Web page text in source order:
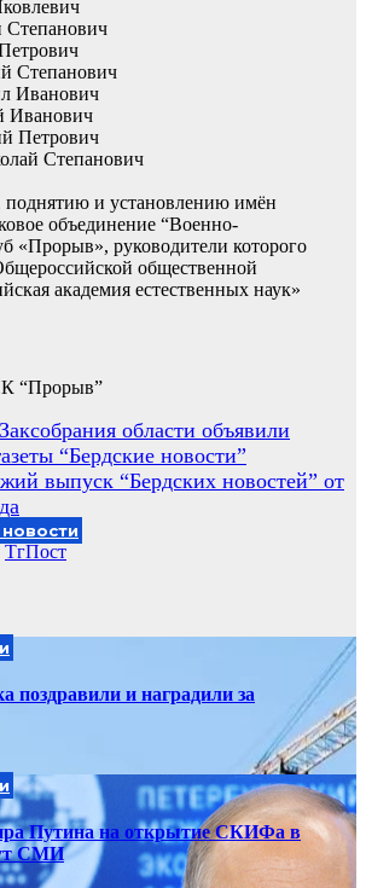
Степанович
Иванович
Иванович
Петрович
Степанович
поднятию и установлению имён
объединение “Военно-
«Прорыв», руководители которого
общественной
академия естественных наук»
“Прорыв”
области объявили
“Бердские новости”
выпуск “Бердских новостей” от
ТгПост
поздравили и наградили за
Путина на открытие СКИФа в
СМИ